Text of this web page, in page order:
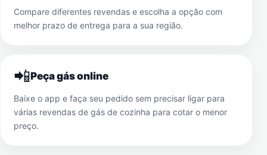
Compare diferentes revendas e escolha a opção com
melhor prazo de entrega para a sua região.
📲Peça gás online
Baixe o app e faça seu pedido sem precisar ligar para
várias revendas de gás de cozinha para cotar o menor
preço.